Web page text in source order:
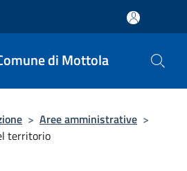
di Mottola
> Aree amministrative >
territorio